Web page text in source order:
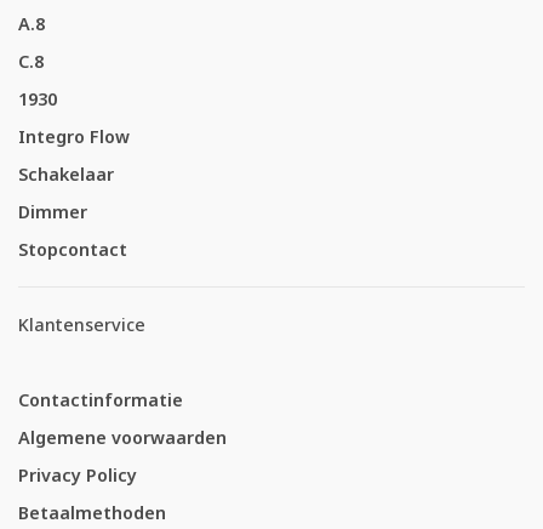
A.8
C.8
1930
Integro Flow
Schakelaar
Dimmer
Stopcontact
Klantenservice
Contactinformatie
Algemene voorwaarden
Privacy Policy
Betaalmethoden